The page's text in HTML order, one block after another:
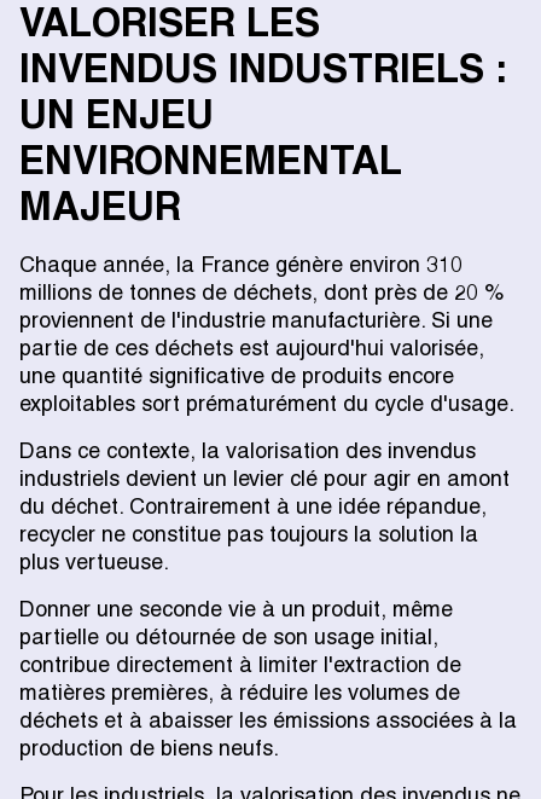
VALORISER LES
INVENDUS INDUSTRIELS :
UN ENJEU
ENVIRONNEMENTAL
MAJEUR
Chaque année, la France génère environ 310
millions de tonnes de déchets, dont près de 20 %
proviennent de l'industrie manufacturière. Si une
partie de ces déchets est aujourd'hui valorisée,
une quantité significative de produits encore
exploitables sort prématurément du cycle d'usage.
Dans ce contexte, la valorisation des invendus
industriels devient un levier clé pour agir en amont
du déchet. Contrairement à une idée répandue,
recycler ne constitue pas toujours la solution la
plus vertueuse.
Donner une seconde vie à un produit, même
partielle ou détournée de son usage initial,
contribue directement à limiter l'extraction de
matières premières, à réduire les volumes de
déchets et à abaisser les émissions associées à la
production de biens neufs.